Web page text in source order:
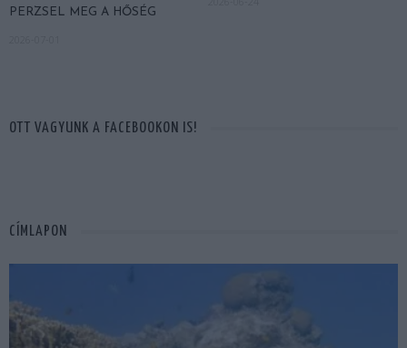
PERZSEL MEG A HŐSÉG
OTT VAGYUNK A FACEBOOKON IS!
CÍMLAPON